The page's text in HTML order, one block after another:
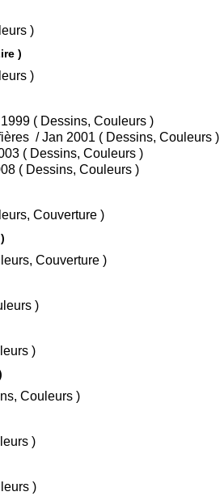
Couleurs )
)
Couleurs )
• Tome 1 : Marta et la bicyclette / Jan 1999 ( Dessins, Couleurs )
• Tome 2 : Marta au pays des mongolfières / Jan 2001 ( Dessins, Couleurs )
• Tome 3 : Marta et la pieuvre / Mar 2003 ( Dessins, Couleurs )
• Tome 4 : Le retour de marta / Oct 2008 ( Dessins, Couleurs )
Couleurs, Couverture )
)
Couleurs, Couverture )
Couleurs )
Couleurs )
Dessins, Couleurs )
Couleurs )
Couleurs )